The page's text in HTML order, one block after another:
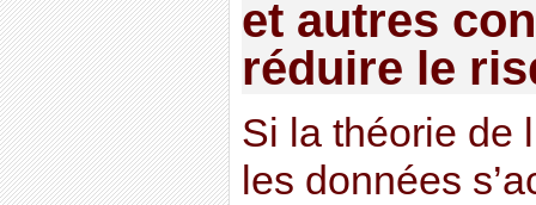
et autres
réduire le
Si la théorie de
les données